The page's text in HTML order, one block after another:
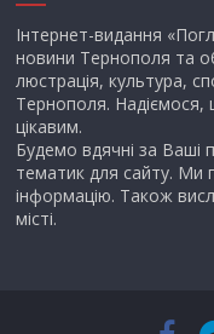
Інтернет-видання
новини Тернополя та
люстрація, культура,
Тернополя.
цікавим.
Будемо вдячні за Ваші
тематик для сайту. Ми
інформацію. Також
місті.